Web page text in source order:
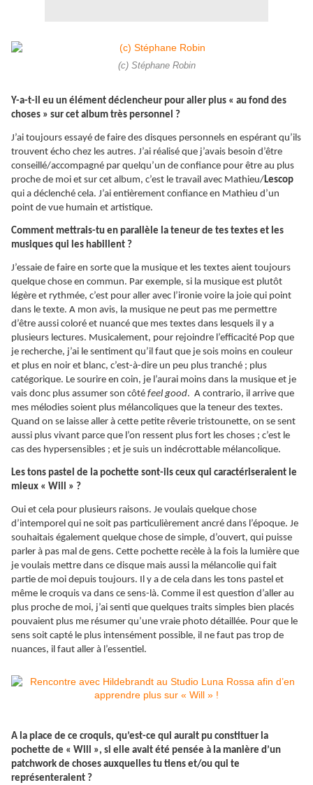
(c) Stéphane Robin
Y-a-t-il eu un élément déclencheur pour aller plus « au fond des
choses » sur cet album très personnel ?
J’ai toujours essayé de faire des disques personnels en espérant qu’ils
trouvent écho chez les autres. J’ai réalisé que j’avais besoin d’être
conseillé/accompagné par quelqu’un de confiance pour être au plus
proche de moi et sur cet album, c’est le travail avec Mathieu/Lescop
qui a déclenché cela. J’ai entièrement confiance en Mathieu d’un
point de vue humain et artistique.
Comment mettrais-tu en parallèle la teneur de tes textes et les
musiques qui les habillent ?
J’essaie de faire en sorte que la musique et les textes aient toujours
quelque chose en commun. Par exemple, si la musique est plutôt
légère et rythmée, c’est pour aller avec l’ironie voire la joie qui point
dans le texte. A mon avis, la musique ne peut pas me permettre
d’être aussi coloré et nuancé que mes textes dans lesquels il y a
plusieurs lectures. Musicalement, pour rejoindre l’efficacité Pop que
je recherche, j’ai le sentiment qu’il faut que je sois moins en couleur
et plus en noir et blanc, c’est-à-dire un peu plus tranché ; plus
catégorique. Le sourire en coin, je l’aurai moins dans la musique et je
vais donc plus assumer son côté feel good. A contrario, il arrive que
mes mélodies soient plus mélancoliques que la teneur des textes.
Quand on se laisse aller à cette petite rêverie tristounette, on se sent
aussi plus vivant parce que l’on ressent plus fort les choses ; c’est le
cas des hypersensibles ; et je suis un indécrottable mélancolique.
Les tons pastel de la pochette sont-ils ceux qui caractériseraient le
mieux « Will » ?
Oui et cela pour plusieurs raisons. Je voulais quelque chose
d’intemporel qui ne soit pas particulièrement ancré dans l’époque. Je
souhaitais également quelque chose de simple, d’ouvert, qui puisse
parler à pas mal de gens. Cette pochette recèle à la fois la lumière que
je voulais mettre dans ce disque mais aussi la mélancolie qui fait
partie de moi depuis toujours. Il y a de cela dans les tons pastel et
même le croquis va dans ce sens-là. Comme il est question d’aller au
plus proche de moi, j’ai senti que quelques traits simples bien placés
pouvaient plus me résumer qu’une vraie photo détaillée. Pour que le
sens soit capté le plus intensément possible, il ne faut pas trop de
nuances, il faut aller à l’essentiel.
A la place de ce croquis, qu’est-ce qui aurait pu constituer la
pochette de « Will », si elle avait été pensée à la manière d’un
patchwork de choses auxquelles tu tiens et/ou qui te
représenteraient ?